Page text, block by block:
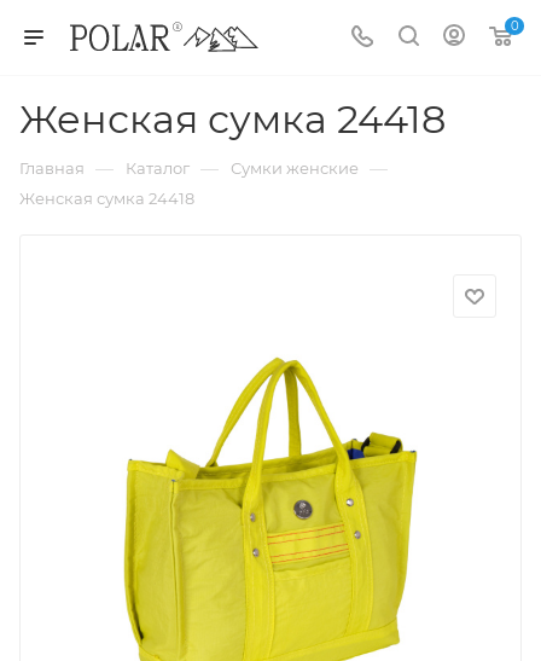
0
Женская сумка 24418
Главная — Каталог — Сумки женские —
Женская сумка 24418